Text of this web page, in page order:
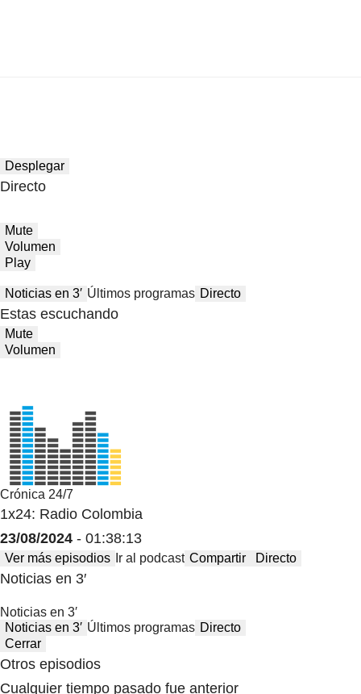
Desplegar
Directo
Mute
Volumen
Play
Noticias en 3′ Últimos programas Directo
Estas escuchando
Mute
Volumen
Crónica 24/7
1x24: Radio Colombia
23/08/2024 - 01:38:13
Ver más episodios Ir al podcast Compartir Directo
Noticias en 3′
Noticias en 3′
Noticias en 3′ Últimos programas Directo
Cerrar
Otros episodios
Cualquier tiempo pasado fue anterior